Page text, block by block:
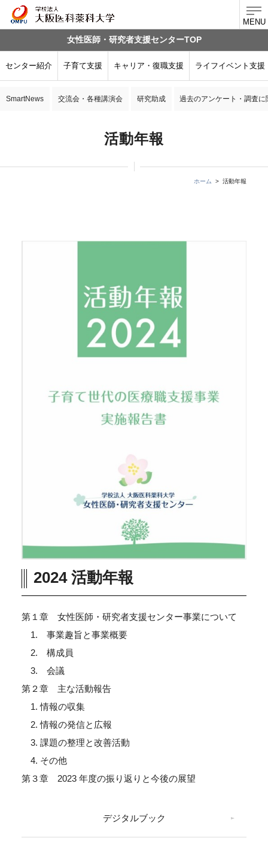
MENU
女性医師・研究者支援センターTOP
センター紹介 子育て支援 キャリア・復職支援 ライフイベント支援
SmartNews 交流会・各種講演会 研究助成 過去のアンケート・調査に
活動年報
ホーム 活動年報
2024 活動年報
第１章 女性医師・研究者支援センター事業について
1. 事業趣旨と事業概要
2. 構成員
3. 会議
第２章 主な活動報告
1. 情報の収集
2. 情報の発信と広報
3. 課題の整理と改善活動
4. その他
第３章 2023 年度の振り返りと今後の展望
デジタルブック